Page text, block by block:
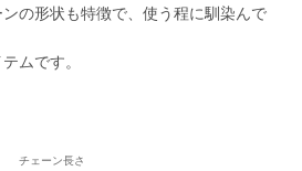
の形状も特徴で、使う程に馴染んで
ムです。
チェーン長さ